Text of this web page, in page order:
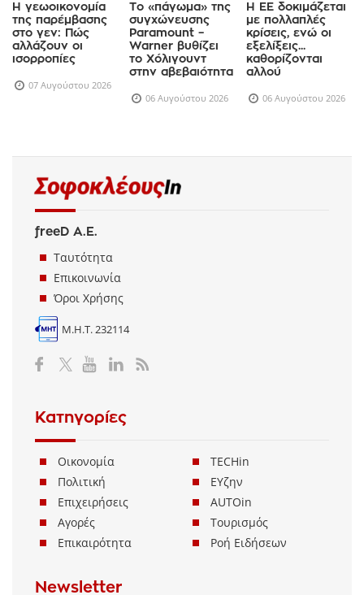
Η γεωοικονομία
της παρέμβασης
στο γεν: Πώς
αλλάζουν οι
ισορροπίες
07 Αυγούστου 2026
Το «πάγωμα» της
συγχώνευσης
Paramount –
Warner βυθίζει
το Χόλιγουντ
στην αβεβαιότητα
06 Αυγούστου 2026
Η ΕΕ δοκιμάζεται
με πολλαπλές
κρίσεις, ενώ οι
εξελίξεις...
καθορίζονται
αλλού
06 Αυγούστου 2026
freeD Α.Ε.
Ταυτότητα
Επικοινωνία
Όροι Χρήσης
Μ.Η.Τ. 232114
Κατηγορίες
Οικονομία
Πολιτική
Επιχειρήσεις
Αγορές
Επικαιρότητα
TECHin
ΕΥζην
AUTOin
Τουρισμός
Ροή Ειδήσεων
Newsletter